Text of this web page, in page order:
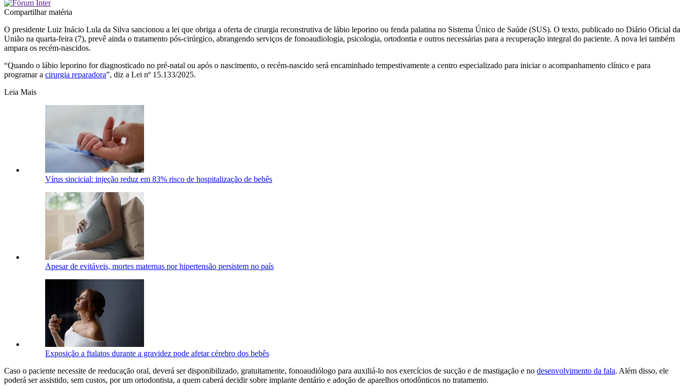
Compartilhar matéria
O presidente Luiz Inácio Lula da Silva sancionou a lei que obriga a oferta de cirurgia reconstrutiva de lábio leporino ou fenda palatina no Sistema Único de Saúde (SUS). O texto, publicado no Diário Oficial da
União na quarta-feira (7), prevê ainda o tratamento pós-cirúrgico, abrangendo serviços de fonoaudiologia, psicologia, ortodontia e outros necessárias para a recuperação integral do paciente. A nova lei também
ampara os recém-nascidos.
“Quando o lábio leporino for diagnosticado no pré-natal ou após o nascimento, o recém-nascido será encaminhado tempestivamente a centro especializado para iniciar o acompanhamento clínico e para
programar a cirurgia reparadora”, diz a Lei nº 15.133/2025.
Leia Mais
Vírus sincicial: injeção reduz em 83% risco de hospitalização de bebês
Apesar de evitáveis, mortes maternas por hipertensão persistem no país
Exposição a ftalatos durante a gravidez pode afetar cérebro dos bebês
Caso o paciente necessite de reeducação oral, deverá ser disponibilizado, gratuitamente, fonoaudiólogo para auxiliá-lo nos exercícios de sucção e de mastigação e no desenvolvimento da fala. Além disso, ele
poderá ser assistido, sem custos, por um ortodontista, a quem caberá decidir sobre implante dentário e adoção de aparelhos ortodônticos no tratamento.